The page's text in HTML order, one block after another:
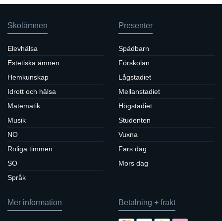
Skolämnen
Elevhälsa
Estetiska ämnen
Hemkunskap
Idrott och hälsa
Matematik
Musik
NO
Roliga timmen
SO
Språk
Presenter
Spädbarn
Förskolan
Lågstadiet
Mellanstadiet
Högstadiet
Studenten
Vuxna
Fars dag
Mors dag
Mer information Betalning + frakt